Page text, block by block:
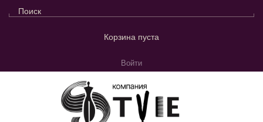
Корзина пуста
Войти